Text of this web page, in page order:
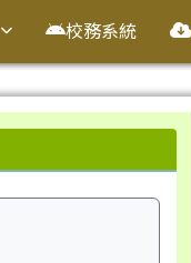
校務系統